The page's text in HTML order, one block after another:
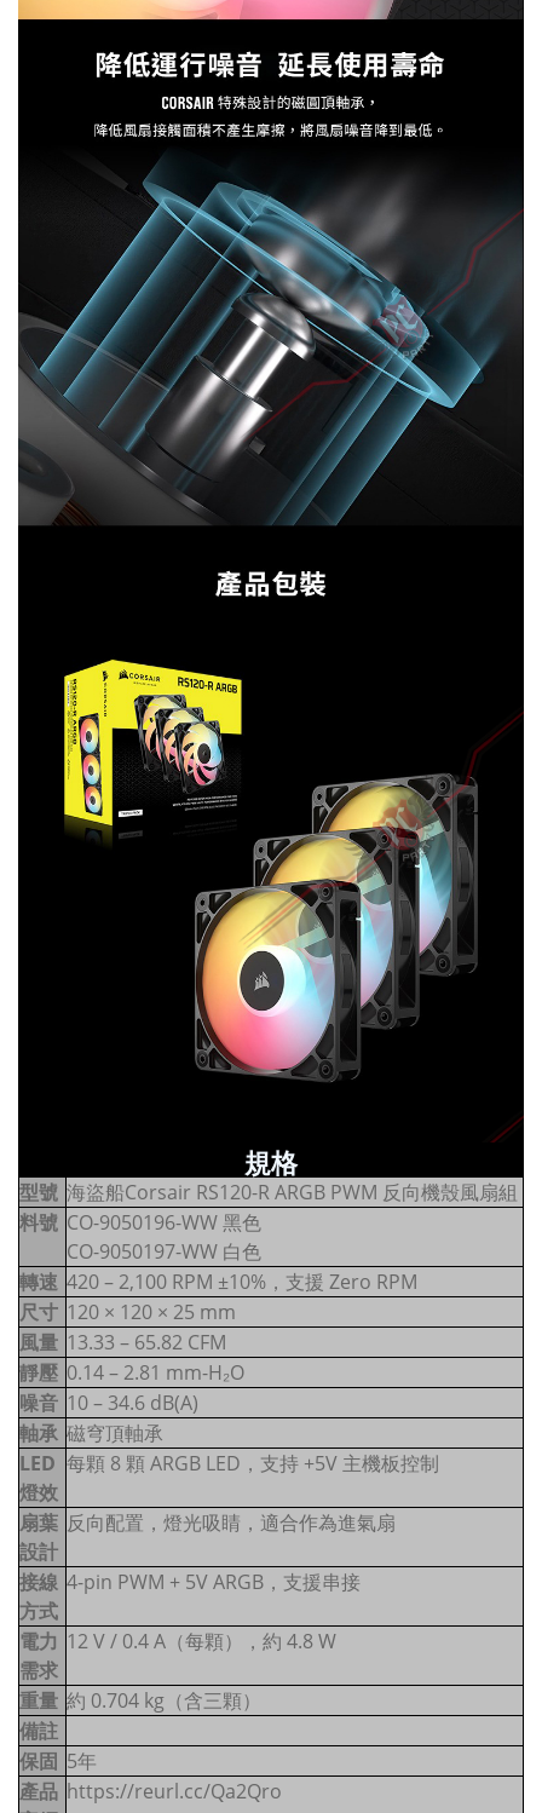
規格
型號 海盜船Corsair RS120-R ARGB PWM 反向機殼風扇組
料號 CO-9050196-WW 黑色
CO-9050197-WW 白色
轉速 420 – 2,100 RPM ±10%，支援 Zero RPM
尺寸 120 × 120 × 25 mm
風量 13.33 – 65.82 CFM
靜壓 0.14 – 2.81 mm-H₂O
噪音 10 – 34.6 dB(A)
軸承 磁穹頂軸承
LED
燈效
每顆 8 顆 ARGB LED，支持 +5V 主機板控制
扇葉
設計
反向配置，燈光吸睛，適合作為進氣扇
接線
方式
4-pin PWM + 5V ARGB，支援串接
電力
需求
12 V / 0.4 A（每顆），約 4.8 W
重量 約 0.704 kg（含三顆）
備註
保固 5年
產品 https://reurl.cc/Qa2Qro